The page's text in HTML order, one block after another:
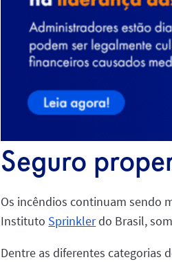
Seguro
Os incêndios continuam sendo
Instituto Sprinklerdo Brasil,
Dentre as diferentes categorias